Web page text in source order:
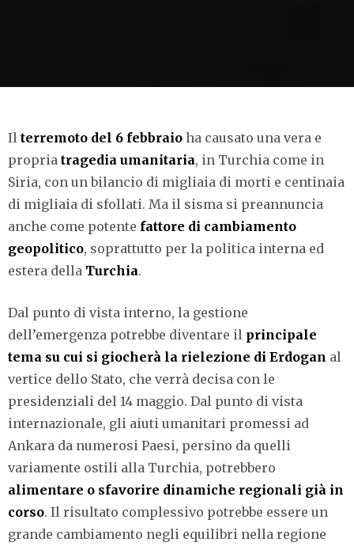
Il terremoto del 6 febbraio ha causato una vera e
propria tragedia umanitaria, in Turchia come in
Siria, con un bilancio di migliaia di morti e centinaia
di migliaia di sfollati. Ma il sisma si preannuncia
anche come potente fattore di cambiamento
geopolitico, soprattutto per la politica interna ed
estera della Turchia.
Dal punto di vista interno, la gestione
dell’emergenza potrebbe diventare il principale
tema su cui si giocherà la rielezione di Erdogan al
vertice dello Stato, che verrà decisa con le
presidenziali del 14 maggio. Dal punto di vista
internazionale, gli aiuti umanitari promessi ad
Ankara da numerosi Paesi, persino da quelli
variamente ostili alla Turchia, potrebbero
alimentare o sfavorire dinamiche regionali già in
corso. Il risultato complessivo potrebbe essere un
grande cambiamento negli equilibri nella regione